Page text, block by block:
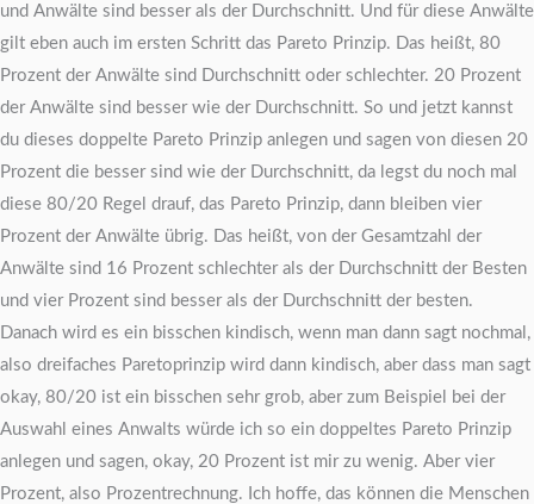
und Anwälte sind besser als der Durchschnitt. Und für diese Anwälte
gilt eben auch im ersten Schritt das Pareto Prinzip. Das heißt, 80
Prozent der Anwälte sind Durchschnitt oder schlechter. 20 Prozent
der Anwälte sind besser wie der Durchschnitt. So und jetzt kannst
du dieses doppelte Pareto Prinzip anlegen und sagen von diesen 20
Prozent die besser sind wie der Durchschnitt, da legst du noch mal
diese 80/20 Regel drauf, das Pareto Prinzip, dann bleiben vier
Prozent der Anwälte übrig. Das heißt, von der Gesamtzahl der
Anwälte sind 16 Prozent schlechter als der Durchschnitt der Besten
und vier Prozent sind besser als der Durchschnitt der besten.
Danach wird es ein bisschen kindisch, wenn man dann sagt nochmal,
also dreifaches Paretoprinzip wird dann kindisch, aber dass man sagt
okay, 80/20 ist ein bisschen sehr grob, aber zum Beispiel bei der
Auswahl eines Anwalts würde ich so ein doppeltes Pareto Prinzip
anlegen und sagen, okay, 20 Prozent ist mir zu wenig. Aber vier
Prozent, also Prozentrechnung. Ich hoffe, das können die Menschen